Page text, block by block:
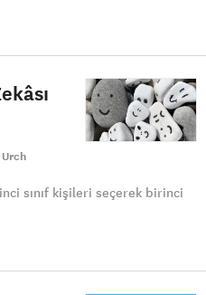
sınıf kişileri seçerek birinci